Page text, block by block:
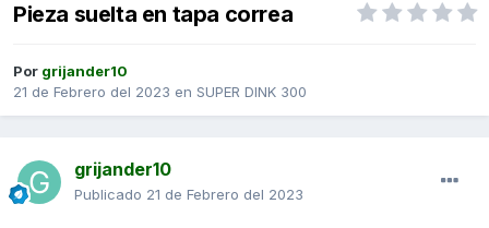
Pieza suelta en tapa correa
Por grijander10
21 de Febrero del 2023 en SUPER DINK 300
grijander10
Publicado 21 de Febrero del 2023